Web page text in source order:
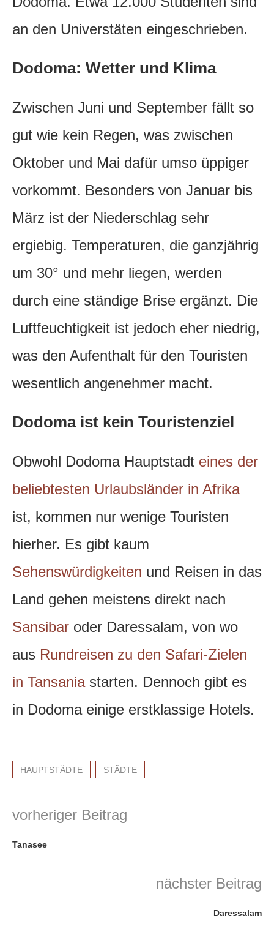
an den Universtäten eingeschrieben.
Dodoma: Wetter und Klima
Zwischen Juni und September fällt so
gut wie kein Regen, was zwischen
Oktober und Mai dafür umso üppiger
vorkommt. Besonders von Januar bis
März ist der Niederschlag sehr
ergiebig. Temperaturen, die ganzjährig
um 30° und mehr liegen, werden
durch eine ständige Brise ergänzt. Die
Luftfeuchtigkeit ist jedoch eher niedrig,
was den Aufenthalt für den Touristen
wesentlich angenehmer macht.
Dodoma ist kein Touristenziel
Obwohl Dodoma Hauptstadt eines der
beliebtesten Urlaubsländer in Afrika
ist, kommen nur wenige Touristen
hierher. Es gibt kaum
Sehenswürdigkeiten und Reisen in das
Land gehen meistens direkt nach
Sansibar oder Daressalam, von wo
aus Rundreisen zu den Safari-Zielen
in Tansaniastarten. Dennoch gibt es
in Dodoma einige erstklassige Hotels.
HAUPTSTÄDTE STÄDTE
vorheriger Beitrag
Tanasee
nächster Beitrag
Daressalam